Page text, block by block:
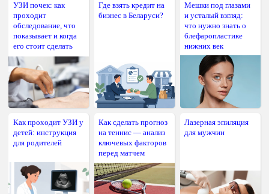
УЗИ почек: как
проходит
обследование, что
показывает и когда
его стоит сделать
Где взять кредит на
бизнес в Беларуси?
Мешки под глазами
и усталый взгляд:
что нужно знать о
блефаропластике
нижних век
Как проходит УЗИ у
детей: инструкция
для родителей
Как сделать прогноз
на теннис — анализ
ключевых факторов
перед матчем
Лазерная эпиляция
для мужчин